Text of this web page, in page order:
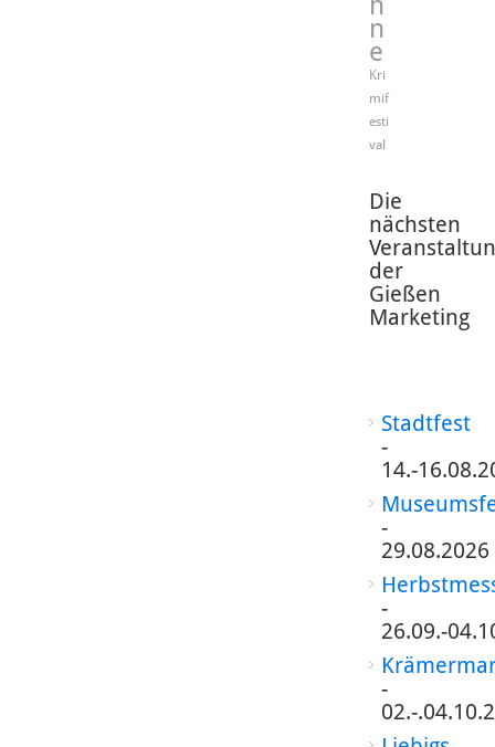
n
e
Kri
mif
esti
val
Die
nächsten
der
Gießen
Marketing
Stadtfest
-
14.-
-
29.08.2026
-
26.09.-
-
02.-